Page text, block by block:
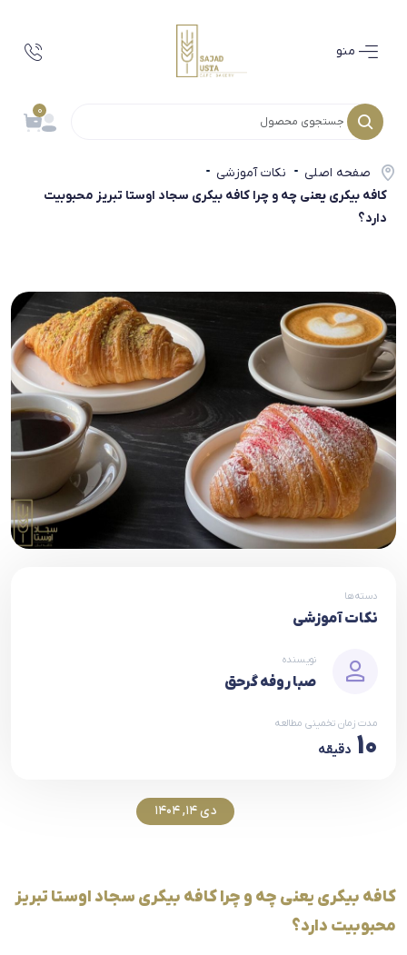
0
صفحه اصلی
نکات آموزشی
کافه بیکری یعنی چه و چرا کافه بیکری سجاد اوستا تبریز محبوبیت
دارد؟
دسته‌ها
نکات آموزشی
نویسنده
صبا روفه گرحق
مدت زمان تخمینی مطالعه
10 دقیقه
دی 14, 1404
کافه بیکری یعنی چه و چرا کافه بیکری سجاد اوستا تبریز
محبوبیت دارد؟